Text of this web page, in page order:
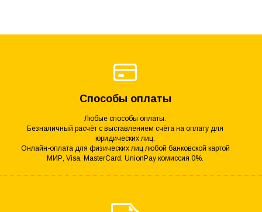
Способы оплаты
Любые способы оплаты.
Безналичный расчёт с выставлением счёта на оплату для
юридических лиц.
Онлайн-оплата для физических лиц любой банковской картой
МИР, Visa, MasterCard, UnionPay комиссия 0%.